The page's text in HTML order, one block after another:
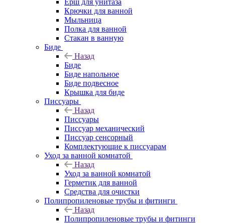
Ерш для унитаза
Крючки для ванной
Мыльница
Полка для ванной
Стакан в ванную
Биде
Назад
Биде
Биде напольное
Биде подвесное
Крышка для биде
Писсуары
Назад
Писсуары
Писсуар механический
Писсуар сенсорный
Комплектующие к писсуарам
Уход за ванной комнатой
Назад
Уход за ванной комнатой
Герметик для ванной
Средства для очистки
Полипропиленовые трубы и фитинги
Назад
Полипропиленовые трубы и фитинги